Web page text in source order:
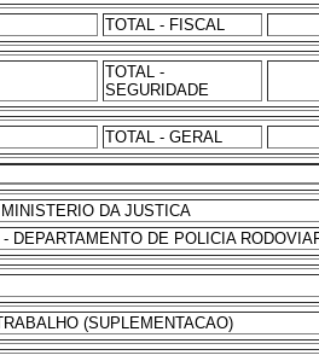
TOTAL - FISCAL
TOTAL -
SEGURIDADE
TOTAL - GERAL
DA JUSTICA
DEPARTAMENTO DE POLICIA
(SUPLEMENTACAO)